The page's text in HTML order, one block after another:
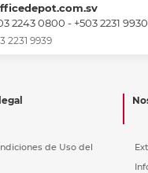
2243 0800 - +503 2231 9930
2231 9939
de Uso del